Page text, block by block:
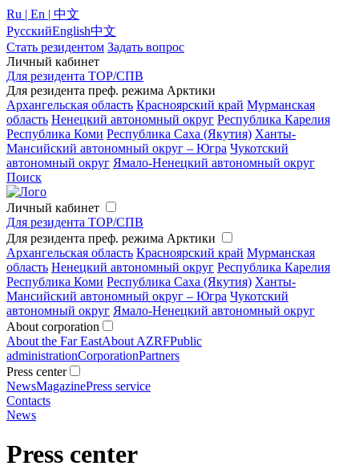
Ru | En | 中文
РусскийEnglish中文
Стать резидентом Задать вопрос
Личный кабинет
Для резидента ТОР/СПВ
Для резидента преф. режима Арктики
Архангельская область Красноярский край Мурманская
область Ненецкий автономный округ Республика Карелия
Республика Коми Республика Саха (Якутия) Ханты-
Мансийский автономный округ – Югра Чукотский
автономный округ Ямало-Ненецкий автономный округ
Поиск
Личный кабинет
Для резидента ТОР/СПВ
Для резидента преф. режима Арктики
Архангельская область Красноярский край Мурманская
область Ненецкий автономный округ Республика Карелия
Республика Коми Республика Саха (Якутия) Ханты-
Мансийский автономный округ – Югра Чукотский
автономный округ Ямало-Ненецкий автономный округ
About corporation
About the Far EastAbout AZRFPublic
administrationCorporationPartners
Press center
NewsMagazinePress service
Contacts
News
Press center